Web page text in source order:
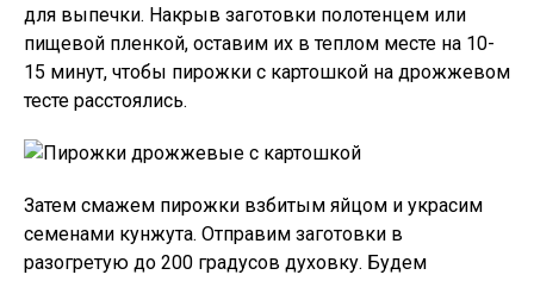
для выпечки. Накрыв заготовки полотенцем или
пищевой пленкой, оставим их в теплом месте на 10-
15 минут, чтобы пирожки с картошкой на дрожжевом
тесте расстоялись.
Затем смажем пирожки взбитым яйцом и украсим
семенами кунжута. Отправим заготовки в
разогретую до 200 градусов духовку. Будем